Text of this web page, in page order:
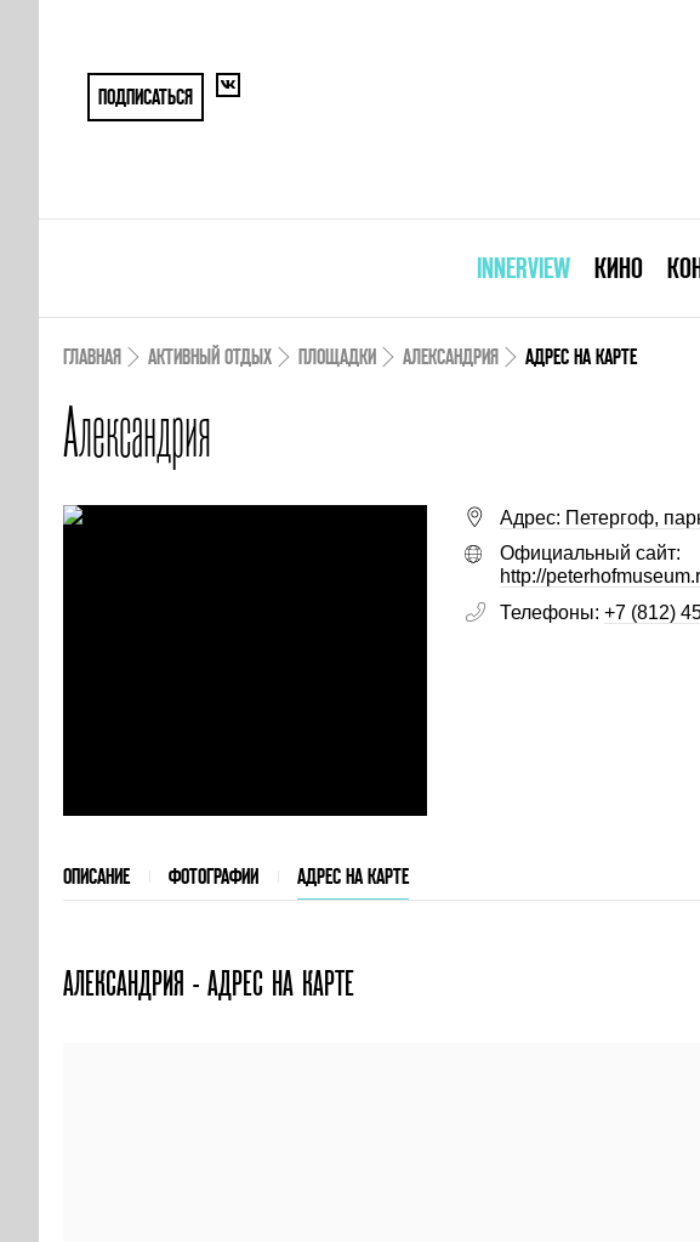
ПОДПИСАТЬСЯ
INNERVIEW КИНО
ГЛАВНАЯ АКТИВНЫЙ ОТДЫХ ПЛОЩАДКИ АЛЕКСАНДРИЯ АДРЕС НА КАРТЕ
Александрия
Адрес: Петергоф,
Официальный сайт:
http://
Телефоны: +7 (812)
ОПИСАНИЕ ФОТОГРАФИИ АДРЕС НА КАРТЕ
АЛЕКСАНДРИЯ - АДРЕС НА КАРТЕ